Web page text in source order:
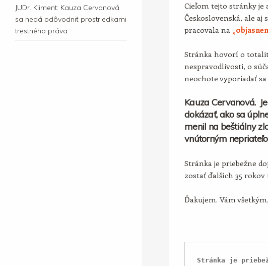
JUDr. Kliment: Kauza Cervanová
sa nedá odôvodniť prostriedkami
trestného práva
Cieľom tejto stránky je
Československá, ale aj
pracovala na
Stránka hovorí o
nespravodlivosti, o
neochote vyporiadať
Kauza Cervanová.
dokázať, ako sa
menil na beštiálny
vnútorným
Stránka je priebežne
zostať ďalších 35 rokov
Ďakujem. Vám
Stránka je